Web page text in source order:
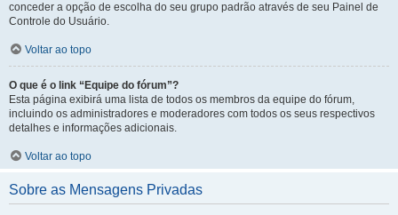
conceder a opção de escolha do seu grupo padrão através de seu Painel de
Controle do Usuário.
Voltar ao topo
O que é o link “Equipe do fórum”?
Esta página exibirá uma lista de todos os membros da equipe do fórum,
incluindo os administradores e moderadores com todos os seus respectivos
detalhes e informações adicionais.
Voltar ao topo
Sobre as Mensagens Privadas